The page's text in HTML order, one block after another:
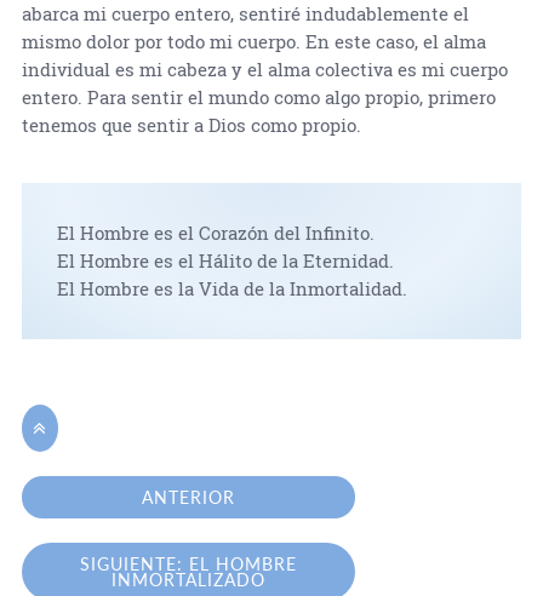
abarca mi cuerpo entero, sentiré indudablemente el
mismo dolor por todo mi cuerpo. En este caso, el alma
individual es mi cabeza y el alma colectiva es mi cuerpo
entero. Para sentir el mundo como algo propio, primero
tenemos que sentir a Dios como propio.
El Hombre es el Corazón del Infinito.
El Hombre es el Hálito de la Eternidad.
El Hombre es la Vida de la Inmortalidad.

ANTERIOR
SIGUIENTE: EL HOMBRE
INMORTALIZADO